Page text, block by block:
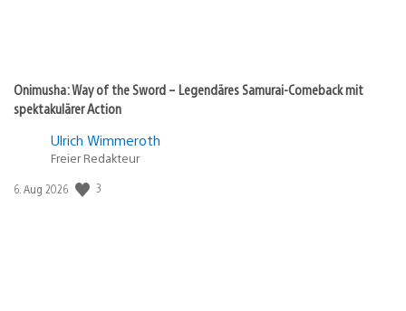
Onimusha: Way of the Sword – Legendäres Samurai-Comeback mit
spektakulärer Action
Ulrich Wimmeroth
Freier Redakteur
Veröffentlichungsdatum:
6. Aug 2026 3